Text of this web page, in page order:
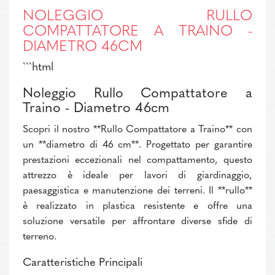
NOLEGGIO RULLO
COMPATTATORE A TRAINO -
DIAMETRO 46CM
```html
Noleggio Rullo Compattatore a
Traino - Diametro 46cm
Scopri il nostro **Rullo Compattatore a Traino** con
un **diametro di 46 cm**. Progettato per garantire
prestazioni eccezionali nel compattamento, questo
attrezzo è ideale per lavori di giardinaggio,
paesaggistica e manutenzione dei terreni. Il **rullo**
è realizzato in plastica resistente e offre una
soluzione versatile per affrontare diverse sfide di
terreno.
Caratteristiche Principali